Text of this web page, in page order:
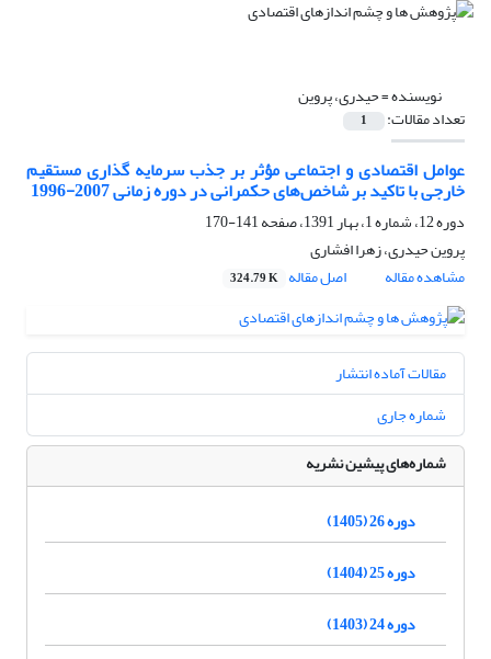
نویسنده =حیدری، پروین
تعداد مقالات: 1
عوامل اقتصادی و اجتماعی مؤثر بر جذب سرمایه گذاری مستقیم
خارجی با تاکید بر شاخص‌های حکمرانی در دوره زمانی 2007-1996
دوره 12، شماره 1، بهار 1391، صفحه
141-170
پروین حیدری، زهرا افشاری
مشاهده مقاله
اصل مقاله 324.79 K
مقالات آماده انتشار
شماره جاری
شماره‌های پیشین نشریه
دوره 26 (1405)
دوره 25 (1404)
دوره 24 (1403)